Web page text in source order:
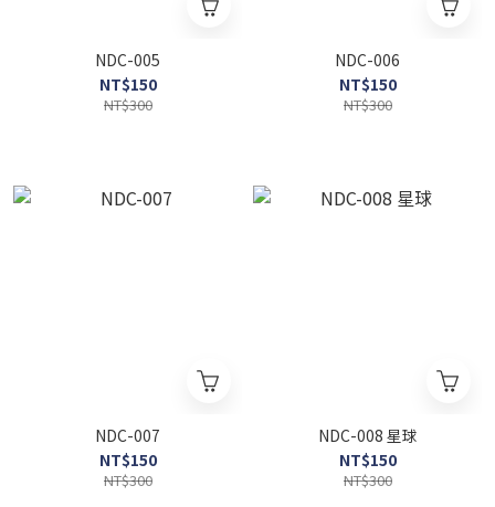
NDC-005
NT$150
NT$300
NDC-006
NT$150
NT$300
NDC-007
NT$150
NT$300
NDC-008 星球
NT$150
NT$300